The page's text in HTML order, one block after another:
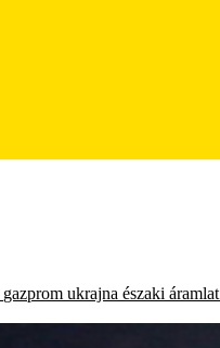
gazprom ukrajna északi áramlat